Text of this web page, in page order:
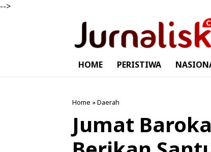
-->
HOME PERISTIWA
Home »Daerah
Jumat